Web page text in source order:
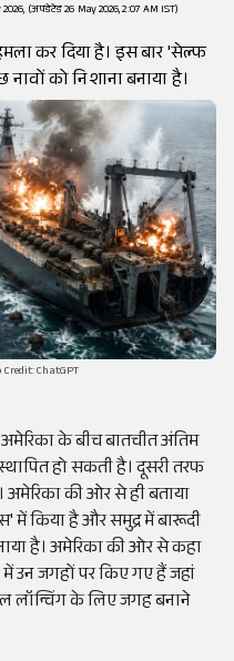
(अपडेटेड 26 May 2026, 2:07 AM IST)
कर दिया है। इस बार 'सेल्फ
को निशाना बनाया है।
Credit: ChatGPT
के बीच बातचीत अंतिम
हो सकती है। दूसरी तरफ
अमेरिका की ओर से ही बताया
किया है और समुद्र में बारूदी
है। अमेरिका की ओर से कहा
उन जगहों पर किए गए हैं जहां
लॉन्चिंग के लिए जगह बनाने